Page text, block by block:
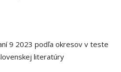
9 2023 podľa okresov v teste
literatúry